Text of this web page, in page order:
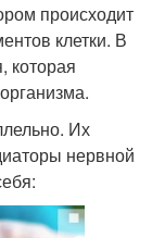
происходит
клетки. В
которая
Их
нервной